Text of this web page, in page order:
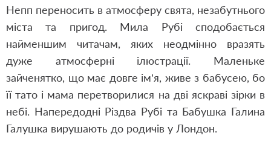
Непп переносить в атмосферу свята, незабутнього
міста та пригод. Мила Рубі сподобається
найменшим читачам, яких неодмінно вразять
дуже атмосферні ілюстрації. Маленьке
зайченятко, що має довге ім’я, живе з бабусею, бо
її тато і мама перетворилися на дві яскраві зірки в
небі. Напередодні Різдва Рубі та Бабушка Галина
Галушка вирушають до родичів у Лондон.